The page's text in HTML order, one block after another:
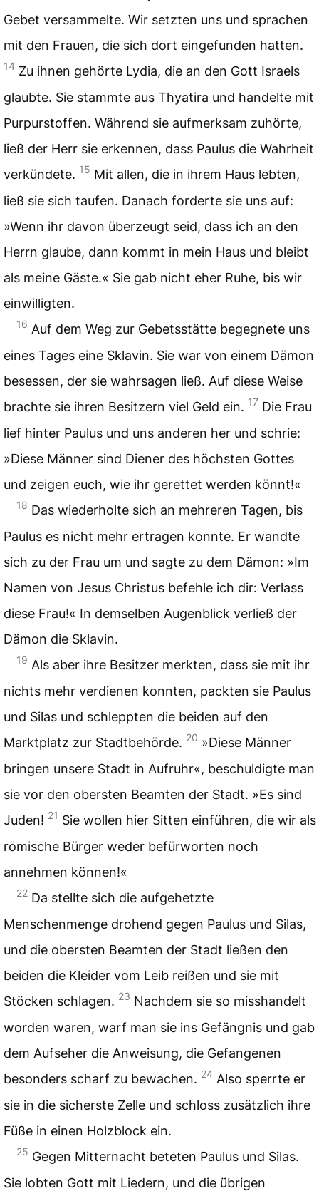
Gebet versammelte. Wir setzten uns und sprachen
mit den Frauen, die sich dort eingefunden hatten.
14 Zu ihnen gehörte Lydia, die an den Gott Israels
glaubte. Sie stammte aus Thyatira und handelte mit
Purpurstoffen. Während sie aufmerksam zuhörte,
ließ der Herr sie erkennen, dass Paulus die Wahrheit
verkündete. 15 Mit allen, die in ihrem Haus lebten,
ließ sie sich taufen. Danach forderte sie uns auf:
»Wenn ihr davon überzeugt seid, dass ich an den
Herrn glaube, dann kommt in mein Haus und bleibt
als meine Gäste.« Sie gab nicht eher Ruhe, bis wir
einwilligten.
16 Auf dem Weg zur Gebetsstätte begegnete uns
eines Tages eine Sklavin. Sie war von einem Dämon
besessen, der sie wahrsagen ließ. Auf diese Weise
brachte sie ihren Besitzern viel Geld ein. 17 Die Frau
lief hinter Paulus und uns anderen her und schrie:
»Diese Männer sind Diener des höchsten Gottes
und zeigen euch, wie ihr gerettet werden könnt!«
18 Das wiederholte sich an mehreren Tagen, bis
Paulus es nicht mehr ertragen konnte. Er wandte
sich zu der Frau um und sagte zu dem Dämon: »Im
Namen von Jesus Christus befehle ich dir: Verlass
diese Frau!« In demselben Augenblick verließ der
Dämon die Sklavin.
19 Als aber ihre Besitzer merkten, dass sie mit ihr
nichts mehr verdienen konnten, packten sie Paulus
und Silas und schleppten die beiden auf den
Marktplatz zur Stadtbehörde. 20 »Diese Männer
bringen unsere Stadt in Aufruhr«, beschuldigte man
sie vor den obersten Beamten der Stadt. »Es sind
Juden! 21 Sie wollen hier Sitten einführen, die wir als
römische Bürger weder befürworten noch
annehmen können!«
22 Da stellte sich die aufgehetzte
Menschenmenge drohend gegen Paulus und Silas,
und die obersten Beamten der Stadt ließen den
beiden die Kleider vom Leib reißen und sie mit
Stöcken schlagen. 23 Nachdem sie so misshandelt
worden waren, warf man sie ins Gefängnis und gab
dem Aufseher die Anweisung, die Gefangenen
besonders scharf zu bewachen. 24 Also sperrte er
sie in die sicherste Zelle und schloss zusätzlich ihre
Füße in einen Holzblock ein.
25 Gegen Mitternacht beteten Paulus und Silas.
Sie lobten Gott mit Liedern, und die übrigen